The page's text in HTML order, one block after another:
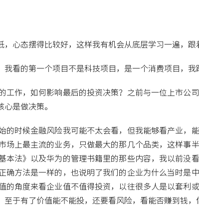
心态摆得比较好，这样我有机会从底层学习一遍，跟
看的第一个项目不是科技项目，是一个消费项目，我
作，如何影响最后的投资决策？之前与一位上市公
是做决策。
时候金融风险我可能不太会看，但我能够看产业，
上最主流的业务，只做最大的那几个品类，这样事
法》以及华为的管理书籍里的那些内容，我以前没
方法是一样的，也说明了我们的企业为什么当时是
角度来看企业值不值得投资，以往很多人是以套利
于有了价值能不能投，还要看风险，看能否赚到钱，